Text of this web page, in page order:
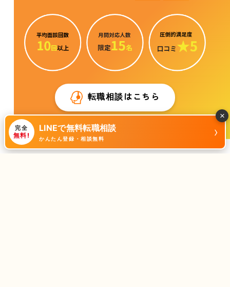
転職相談はこちら
×
完全
無料!
LINEで無料転職相談
かんたん登録・相談無料 ›